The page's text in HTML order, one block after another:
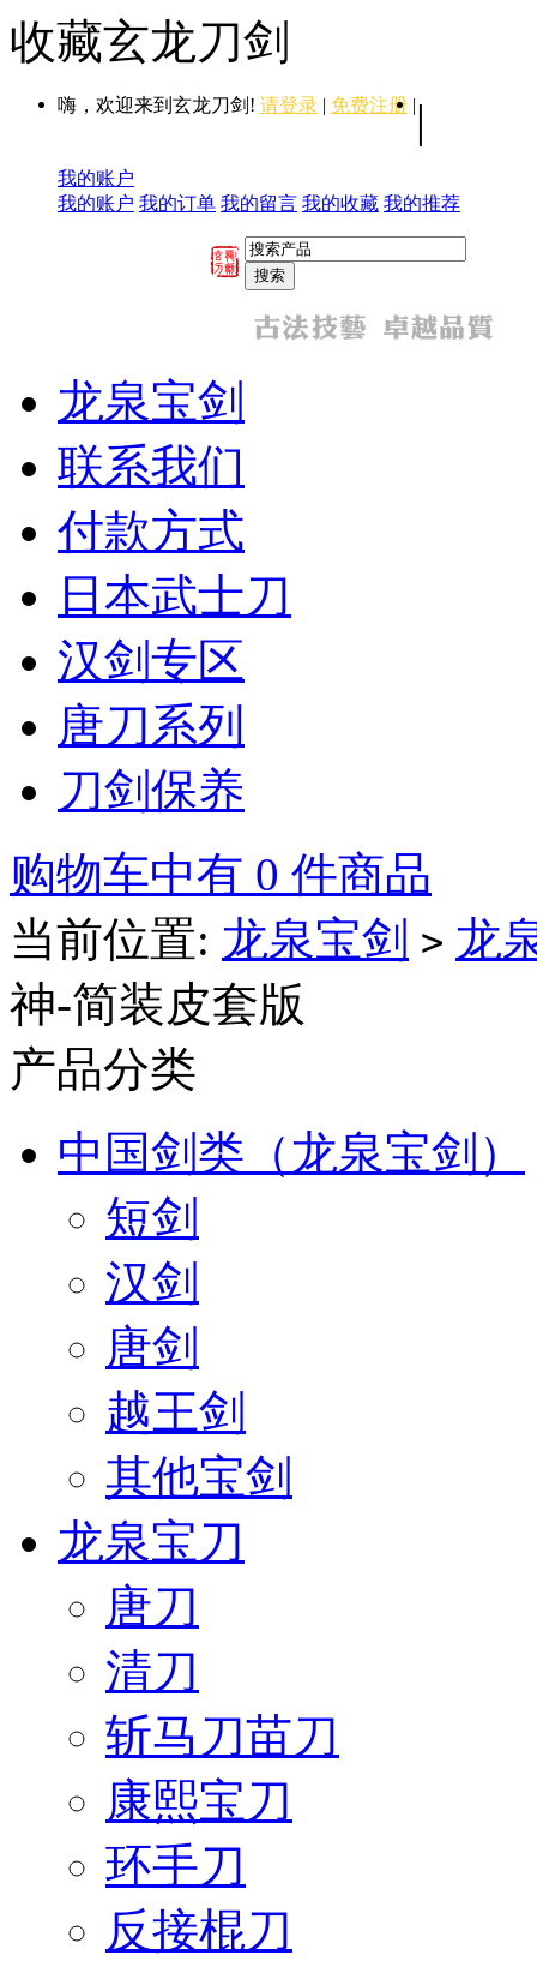
收藏玄龙刀剑
嗨，欢迎来到玄龙刀剑! 请登录 | 免费注册 | |
我的账户
我的账户 我的订单 我的留言 我的收藏 我的推荐
龙泉宝剑
联系我们
付款方式
日本武士刀
汉剑专区
唐刀系列
刀剑保养
购物车中有 0 件商品
当前位置: 龙泉宝剑 > 龙
神-简装皮套版
产品分类
中国剑类（龙泉宝剑）
短剑
汉剑
唐剑
越王剑
其他宝剑
龙泉宝刀
唐刀
清刀
斩马刀苗刀
康熙宝刀
环手刀
反接棍刀